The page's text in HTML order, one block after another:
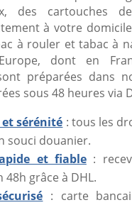
des cartouches
à votre
à rouler et tabac à
dont en
préparées dans
sous 48 heures via
sérénité : tous les
souci douanier.
et fiable:
48h grâce à DHL.
: carte